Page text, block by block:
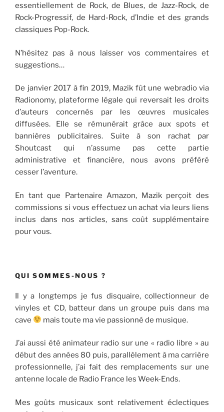
essentiellement de Rock, de Blues, de Jazz-Rock, de
Rock-Progressif, de Hard-Rock, d’Indie et des grands
classiques Pop-Rock.
N’hésitez pas à nous laisser vos commentaires et
suggestions…
De janvier 2017 à fin 2019, Mazik fût une webradio via
Radionomy, plateforme légale qui reversait les droits
d’auteurs concernés par les œuvres musicales
diffusées. Elle se rémunérait grâce aux spots et
bannières publicitaires. Suite à son rachat par
Shoutcast qui n’assume pas cette partie
administrative et financière, nous avons préféré
cesser l’aventure.
En tant que Partenaire Amazon, Mazik perçoit des
commissions si vous effectuez un achat via leurs liens
inclus dans nos articles, sans coût supplémentaire
pour vous.
QUI SOMMES-NOUS ?
Il y a longtemps je fus disquaire, collectionneur de
vinyles et CD, batteur dans un groupe puis dans ma
cave
mais toute ma vie passionné de musique.
J’ai aussi été animateur radio sur une « radio libre » au
début des années 80 puis, parallèlement à ma carrière
professionnelle, j’ai fait des remplacements sur une
antenne locale de Radio France les Week-Ends.
Mes goûts musicaux sont relativement éclectiques